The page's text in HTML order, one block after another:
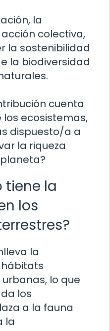
la
colectiva,
la sostenibilidad
la biodiversidad
cuenta
ecosistemas,
dispuesto/a a
la riqueza
tiene la
los
la
lo que
los
a la fauna
la